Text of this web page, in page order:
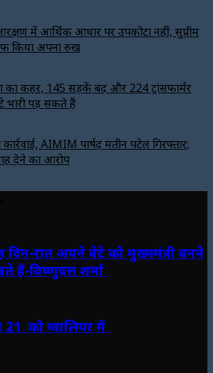
में आर्थिक आधार पर उपकोटा नहीं, सुप्रीम
किया अपना रुख
का कहर, 145 सड़कें बंद और 224 ट्रांसफार्मर
पड़ सकते हैं
AIMIM पार्षद मतीन पटेल गिरफ्तार;
देने का आरोप
दिन-रात अपने बेटे को मुख्यमंत्री बनने
हैं-विष्णुदत्त शर्मा
21 को ग्वालियर में